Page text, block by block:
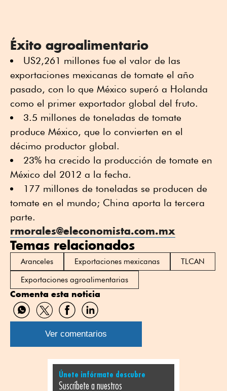
Éxito agroalimentario
US2,261 millones fue el valor de las
exportaciones mexicanas de tomate el año
pasado, con lo que México superó a Holanda
como el primer exportador global del fruto.
3.5 millones de toneladas de tomate
produce México, que lo convierten en el
décimo productor global.
23% ha crecido la producción de tomate en
México del 2012 a la fecha.
177 millones de toneladas se producen de
tomate en el mundo; China aporta la tercera
parte.
rmorales@eleconomista.com.mx
Temas relacionados
Aranceles Exportaciones mexicanas
TLCAN
Exportaciones agroalimentarias
Comenta esta noticia
Compartir
por
WhatsApp
Compartir
por
Twitter
Compartir
por
Facebook
Compartir
por
Linkedin
Ver comentarios
Únete infórmate descubre
Suscríbete a nuestros